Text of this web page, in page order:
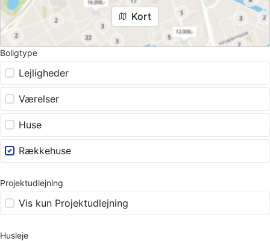
Kort
Boligtype
Lejligheder
Værelser
Huse
Rækkehuse
Projektudlejning
Vis kun Projektudlejning
Husleje